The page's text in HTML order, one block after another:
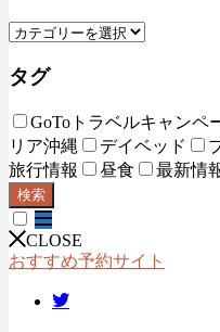
タグ
GoToトラベルキャンペ
リア沖縄
デイベッド
旅行情報
昼食 最新情
検索
CLOSE
おすすめ予約サイト